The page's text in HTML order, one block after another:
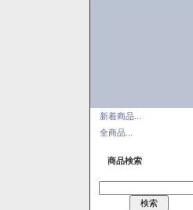
新着商品...
全商品...
商品検索